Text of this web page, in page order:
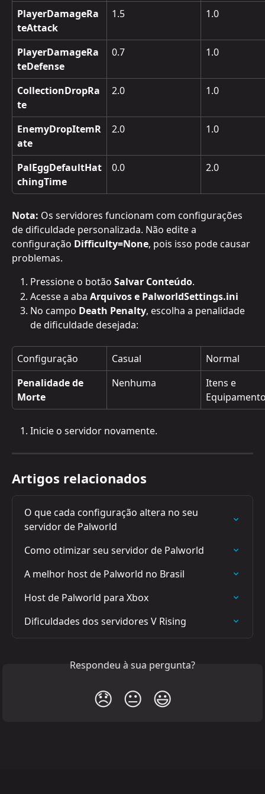
PlayerDamageRa
teAttack
1.5 1.0
PlayerDamageRa
teDefense
0.7 1.0
CollectionDropRa
te
2.0 1.0
EnemyDropItemR
ate
2.0 1.0
PalEggDefaultHat
chingTime
0.0 2.0
Nota: Os servidores funcionam com configurações
de dificuldade personalizada. Não edite a
configuração Difficulty=None, pois isso pode causar
problemas.
Pressione o botão Salvar Conteúdo.
Acesse a aba Arquivos e PalworldSettings.ini
No campo Death Penalty, escolha a penalidade
de dificuldade desejada:
Configuração Casual
Normal
Penalidade de
Morte
Nenhuma
Itens e
Inicie o servidor novamente.
Artigos relacionados
O que cada configuração altera no seu
servidor de Palworld
Como otimizar seu servidor de Palworld
A melhor host de Palworld no Brasil
Host de Palworld para Xbox
Dificuldades dos servidores V Rising
Respondeu à sua pergunta?
😞 😐 😃